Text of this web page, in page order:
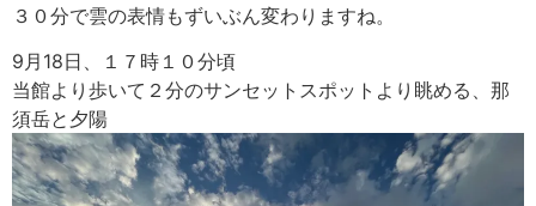
３０分で雲の表情もずいぶん変わりますね。
9月18日、１７時１０分頃
当館より歩いて２分のサンセットスポットより眺める、那
須岳と夕陽